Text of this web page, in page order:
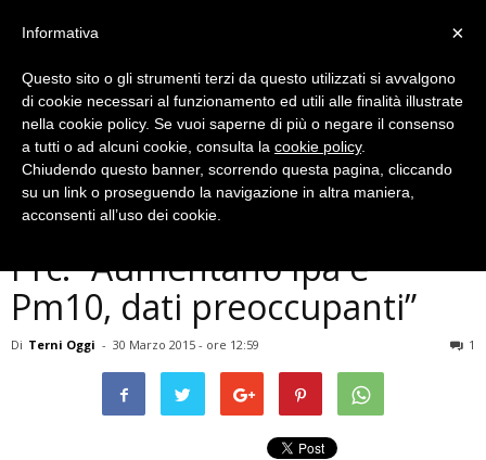
Politica
Terni, inquinamento aria,
Prc: ”Aumentano Ipa e
Pm10, dati preoccupanti”
Di Terni Oggi - 30 Marzo 2015 - ore 12:59 1
×
Informativa
Questo sito o gli strumenti terzi da questo utilizzati si avvalgono
di cookie necessari al funzionamento ed utili alle finalità illustrate
nella cookie policy. Se vuoi saperne di più o negare il consenso
a tutti o ad alcuni cookie, consulta la cookie policy.
Chiudendo questo banner, scorrendo questa pagina, cliccando
su un link o proseguendo la navigazione in altra maniera,
acconsenti all’uso dei cookie.